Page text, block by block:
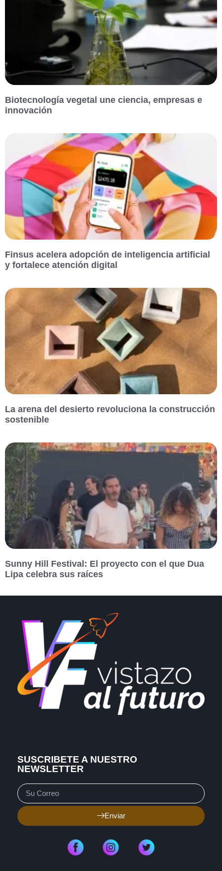
Biotecnología vegetal une ciencia, empresas e
innovación
Finsus acelera adopción de inteligencia artificial
y fortalece atención digital
La arena del desierto revoluciona la construcción
sostenible
Sunny Hill Festival: El proyecto con el que Dua
Lipa celebra sus raíces
SUSCRIBETE A NUESTRO
NEWSLETTER
Enviar